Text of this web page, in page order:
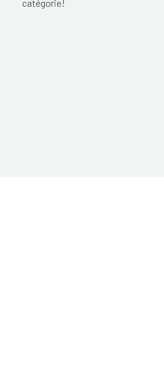
catégorie!